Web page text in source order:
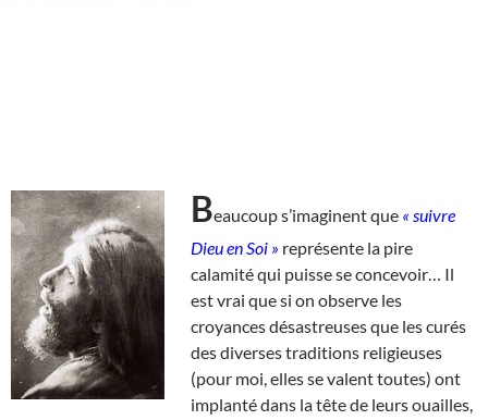
Beaucoup s’imaginent que « suivre
Dieu en Soi » représente la pire
calamité qui puisse se concevoir… Il
est vrai que si on observe les
croyances désastreuses que les curés
des diverses traditions religieuses
(pour moi, elles se valent toutes) ont
implanté dans la tête de leurs ouailles,